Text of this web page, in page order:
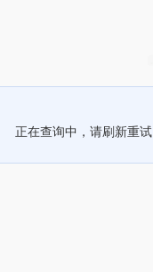
正在查询中，请刷新重试